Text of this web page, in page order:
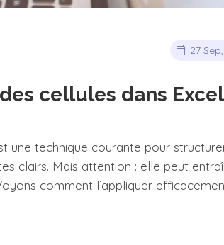
27
cellules dans
une technique courante pour
clairs. Mais attention : elle peut
comment l’appliquer